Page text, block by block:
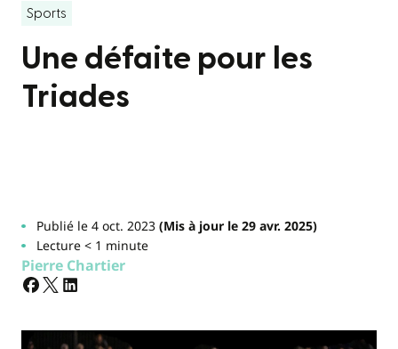
Sports
Une défaite pour les
Triades
Publié le 4 oct. 2023(Mis à jour le 29 avr. 2025)
Lecture < 1 minute
Pierre Chartier